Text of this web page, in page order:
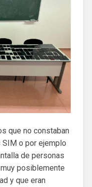
que no constaban
o por ejemplo
de personas
posiblemente
y que eran